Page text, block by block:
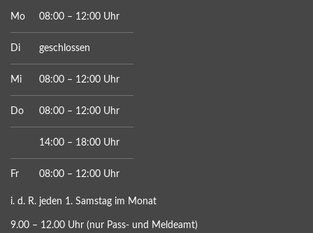
Mo 08:00 – 12:00 Uhr
Di geschlossen
Mi 08:00 – 12:00 Uhr
Do 08:00 – 12:00 Uhr
14:00 – 18:00 Uhr
Fr 08:00 – 12:00 Uhr
i. d. R. jeden 1. Samstag im Monat
9.00 – 12.00 Uhr (nur Pass- und Meldeamt)